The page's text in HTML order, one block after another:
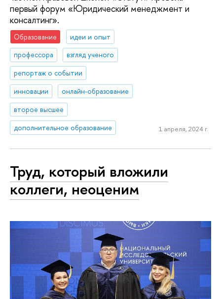
первый форум «Юридический менеджмент и
консалтинг».
Образование
идеи и опыт
профессора
взгляд ученого
репортаж о событии
инновации
онлайн-образование
второе высшее
дополнительное образование
1 апреля, 2024 г.
Труд, который вложили
коллеги, неоценим